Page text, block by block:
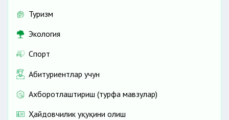
Туризм
Экология
Спорт
Абитуриентлар учун
Ахборотлаштириш (турфа мавзулар)
Ҳайдовчилик ҳуқуқини олиш